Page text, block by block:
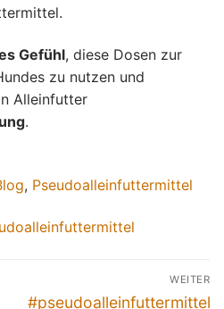
Gefühl, diese Dosen zur
zu nutzen und
Alleinfutter
.
, Pseudoalleinfuttermittel
WEITER
Nächster
#pseudoalleinfuttermittel